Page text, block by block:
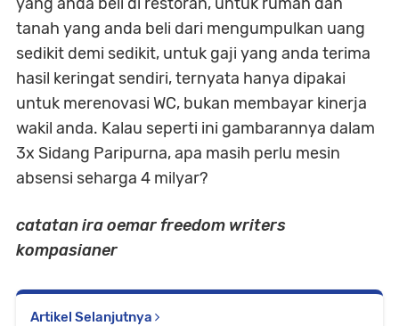
tanah yang anda beli dari mengumpulkan uang
sedikit demi sedikit, untuk gaji yang anda terima
hasil keringat sendiri, ternyata hanya dipakai
untuk merenovasi WC, bukan membayar kinerja
wakil anda. Kalau seperti ini gambarannya dalam
3x Sidang Paripurna, apa masih perlu mesin
absensi seharga 4 milyar?
catatan ira oemar freedom writers
kompasianer
Artikel Selanjutnya